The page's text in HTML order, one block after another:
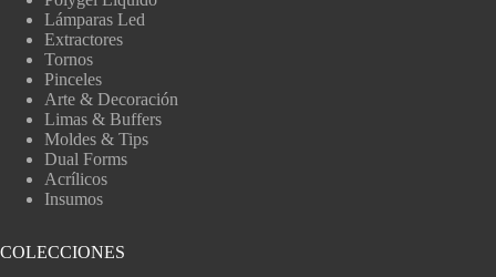
Lámparas Led
Extractores
Tornos
Pinceles
Arte & Decoración
Limas & Buffers
Moldes & Tips
Dual Forms
Acrílicos
Insumos
COLECCIONES